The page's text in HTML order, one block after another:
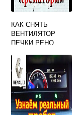
КАК СНЯТЬ
ВЕНТИЛЯТОР
ПЕЧКИ РЕНО